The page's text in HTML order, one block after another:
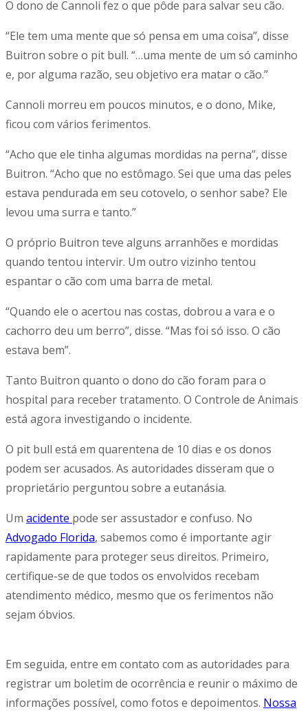
O dono de Cannoli fez o que pôde para salvar seu cão.
“Ele tem uma mente que só pensa em uma coisa”, disse
Buitron sobre o pit bull. “…uma mente de um só caminho
e, por alguma razão, seu objetivo era matar o cão.”
Cannoli morreu em poucos minutos, e o dono, Mike,
ficou com vários ferimentos.
“Acho que ele tinha algumas mordidas na perna”, disse
Buitron. “Acho que no estômago. Sei que uma das peles
estava pendurada em seu cotovelo, o senhor sabe? Ele
levou uma surra e tanto.”
O próprio Buitron teve alguns arranhões e mordidas
quando tentou intervir. Um outro vizinho tentou
espantar o cão com uma barra de metal.
“Quando ele o acertou nas costas, dobrou a vara e o
cachorro deu um berro”, disse. “Mas foi só isso. O cão
estava bem”.
Tanto Buitron quanto o dono do cão foram para o
hospital para receber tratamento. O Controle de Animais
está agora investigando o incidente.
O pit bull está em quarentena de 10 dias e os donos
podem ser acusados. As autoridades disseram que o
proprietário perguntou sobre a eutanásia.
Um acidente pode ser assustador e confuso. No
Advogado Florida, sabemos como é importante agir
rapidamente para proteger seus direitos. Primeiro,
certifique-se de que todos os envolvidos recebam
atendimento médico, mesmo que os ferimentos não
sejam óbvios.
Em seguida, entre em contato com as autoridades para
registrar um boletim de ocorrência e reunir o máximo de
informações possível, como fotos e depoimentos. Nossa